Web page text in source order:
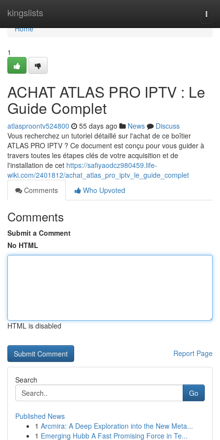
kingslists
Home
Home
1
ACHAT ATLAS PRO IPTV : Le
Guide Complet
atlasproontv524800 55 days ago News
Discuss
Vous recherchez un tutoriel détaillé sur l'achat de ce boîtier
ATLAS PRO IPTV ? Ce document est conçu pour vous guider à
travers toutes les étapes clés de votre acquisition et de
l'installation de cet https://safiyaodcz980459.life-
wiki.com/2401812/achat_atlas_pro_iptv_le_guide_complet
Comments
Who Upvoted
Comments
Submit a Comment
No HTML
HTML is disabled
Report Page
Search
Go
Published News
1 Arcmira: A Deep Exploration into the New Meta...
1 Emerging Hubb A Fast Promising Force in Te...